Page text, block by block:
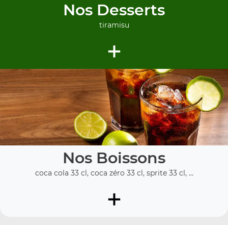
Nos Desserts
tiramisu
+
Nos Boissons
coca cola 33 cl, coca zéro 33 cl, sprite 33 cl, ...
+